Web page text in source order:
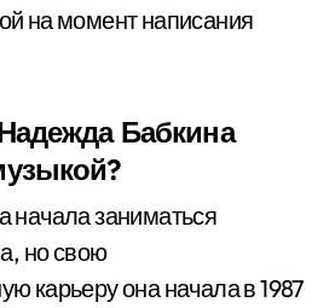
на момент написания
Бабкина
начала заниматься
но свою
карьеру она начала в 1987